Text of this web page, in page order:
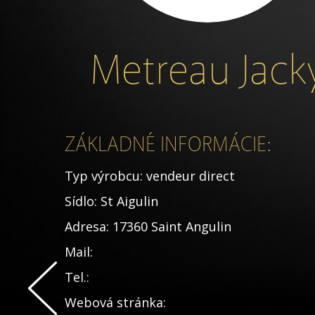
Metreau
ZÁKLADNÉ INFORMÁCIE:
Typ výrobcu: vendeur direct
Sídlo: St Aigulin
Adresa: 17360 Saint Angulin
Mail:
Tel.:
Webová stránka: